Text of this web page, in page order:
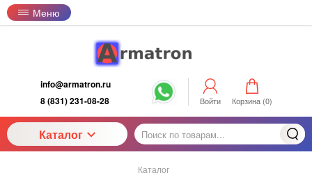
Меню
info@armatron.ru
8 (831) 231-08-28
Войти Корзина (0)
Каталог
Каталог